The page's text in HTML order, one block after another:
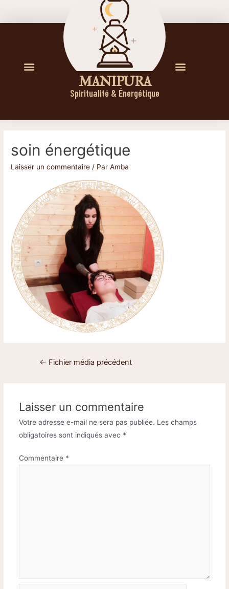
M A N I P U R A
Spiritualité & Énergétique
soin énergétique
Laisser un commentaire / ParAmba
← Fichier média précédent
Laisser un commentaire
Votre adresse e-mail ne sera pas publiée. Les champs
obligatoires sont indiqués avec *
Commentaire *